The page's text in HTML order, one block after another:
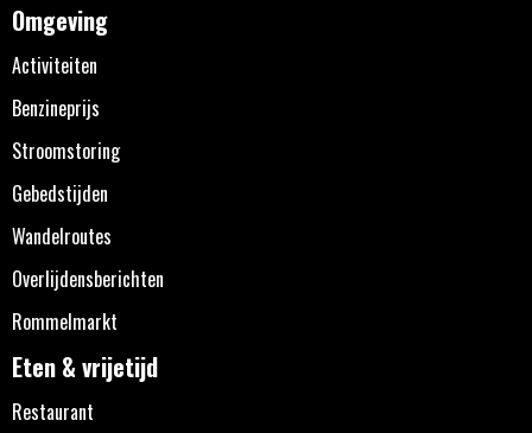
Omgeving
Activiteiten
Benzineprijs
Stroomstoring
Gebedstijden
Wandelroutes
Overlijdensberichten
Rommelmarkt
Eten & vrijetijd
Restaurant